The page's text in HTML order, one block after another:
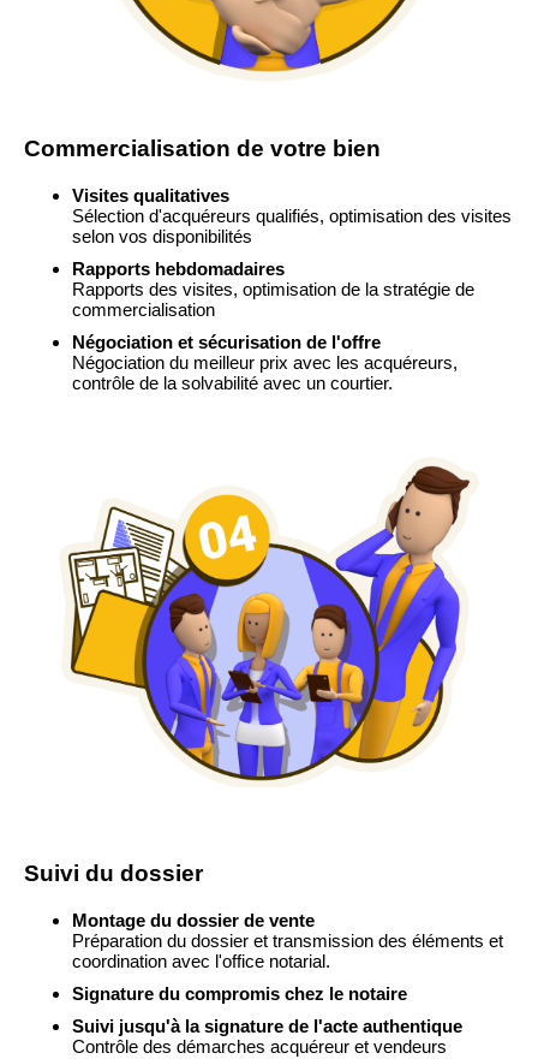
Commercialisation de votre bien
Visites qualitatives
Sélection d'acquéreurs qualifiés, optimisation des visites
selon vos disponibilités
Rapports hebdomadaires
Rapports des visites, optimisation de la stratégie de
commercialisation
Négociation et sécurisation de l'offre
Négociation du meilleur prix avec les acquéreurs,
contrôle de la solvabilité avec un courtier.
Suivi du dossier
Montage du dossier de vente
Préparation du dossier et transmission des éléments et
coordination avec l'office notarial.
Signature du compromis chez le notaire
Suivi jusqu'à la signature de l'acte authentique
Contrôle des démarches acquéreur et vendeurs